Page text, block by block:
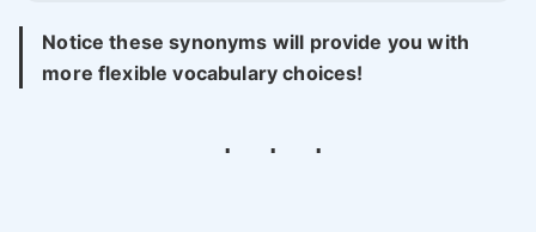
Notice these synonyms will provide you with
more flexible vocabulary choices!